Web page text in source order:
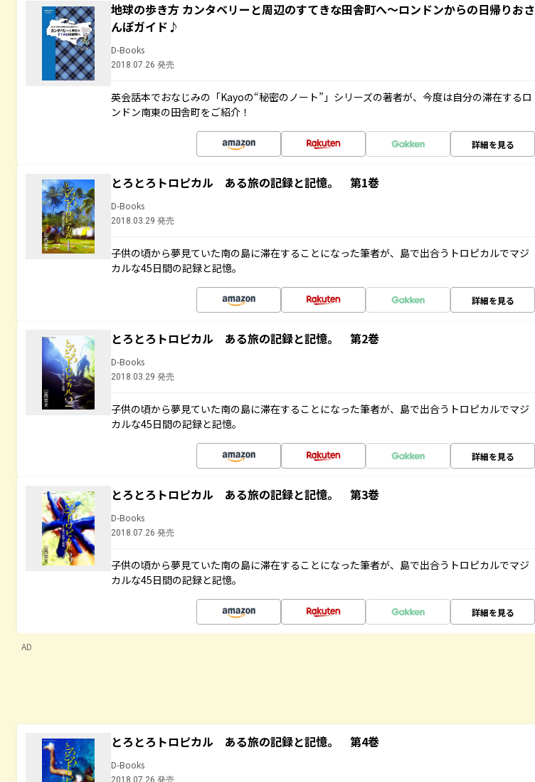
地球の歩き方 カンタベリーと周辺のすてきな田舎町へ～ロンドンからの日帰りおさ
んぽガイド♪
D-Books
2018.07.26 発売
英会話本でおなじみの「Kayoの“秘密のノート”」シリーズの著者が、今度は自分の滞在するロ
ンドン南東の田舎町をご紹介！
詳細を見る
とろとろトロピカル ある旅の記録と記憶。 第1巻
D-Books
2018.03.29 発売
子供の頃から夢見ていた南の島に滞在することになった筆者が、島で出合うトロピカルでマジ
カルな45日間の記録と記憶。
詳細を見る
とろとろトロピカル ある旅の記録と記憶。 第2巻
D-Books
2018.03.29 発売
子供の頃から夢見ていた南の島に滞在することになった筆者が、島で出合うトロピカルでマジ
カルな45日間の記録と記憶。
詳細を見る
とろとろトロピカル ある旅の記録と記憶。 第3巻
D-Books
2018.07.26 発売
子供の頃から夢見ていた南の島に滞在することになった筆者が、島で出合うトロピカルでマジ
カルな45日間の記録と記憶。
詳細を見る
AD
とろとろトロピカル ある旅の記録と記憶。 第4巻
D-Books
2018.07.26 発売